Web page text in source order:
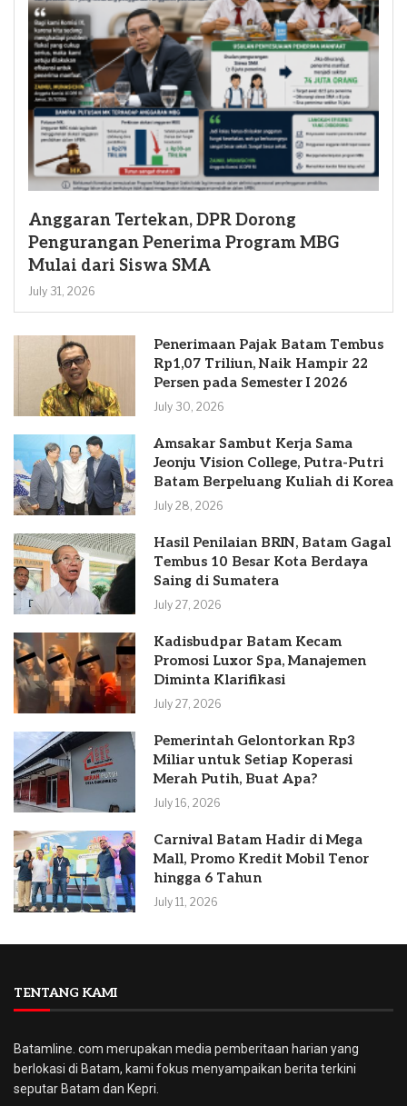
Anggaran Tertekan, DPR Dorong
Pengurangan Penerima Program MBG
Mulai dari Siswa SMA
July 31, 2026
Penerimaan Pajak Batam Tembus
Rp1,07 Triliun, Naik Hampir 22
Persen pada Semester I 2026
July 30, 2026
Amsakar Sambut Kerja Sama
Jeonju Vision College, Putra-Putri
Batam Berpeluang Kuliah di Korea
July 28, 2026
Hasil Penilaian BRIN, Batam Gagal
Tembus 10 Besar Kota Berdaya
Saing di Sumatera
July 27, 2026
Kadisbudpar Batam Kecam
Promosi Luxor Spa, Manajemen
Diminta Klarifikasi
July 27, 2026
Pemerintah Gelontorkan Rp3
Miliar untuk Setiap Koperasi
Merah Putih, Buat Apa?
July 16, 2026
Carnival Batam Hadir di Mega
Mall, Promo Kredit Mobil Tenor
hingga 6 Tahun
July 11, 2026
TENTANG KAMI
Batamline. com merupakan media pemberitaan harian yang
berlokasi di Batam, kami fokus menyampaikan berita terkini
seputar Batam dan Kepri.